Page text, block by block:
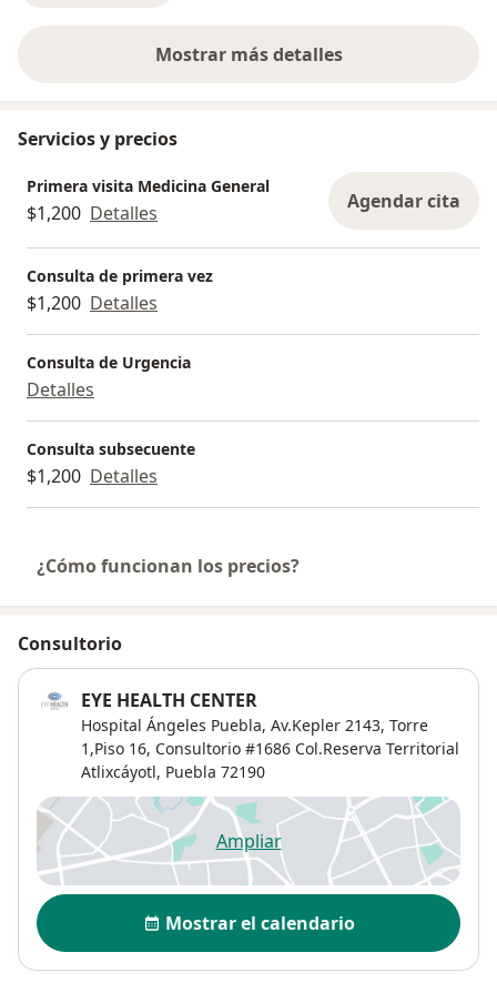
Mostrar más detalles
sobre la experiencia
Servicios y precios
Primera visita Medicina General
$1,200 Detalles Agendar cita
Consulta de primera vez
$1,200 Detalles
Consulta de Urgencia
Detalles
Consulta subsecuente
$1,200 Detalles
¿Cómo funcionan los precios?
Consultorio
EYE HEALTH CENTER
Hospital Ángeles Puebla, Av.Kepler 2143, Torre
1,Piso 16, Consultorio #1686 Col.Reserva Territorial
Atlixcáyotl, Puebla 72190
Ampliarse abre en una nueva
Disponibilidad
Mostrar el calendario